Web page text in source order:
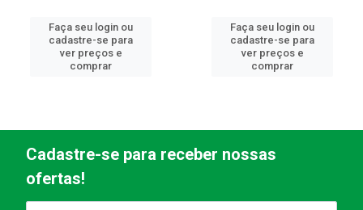
Faça seu login ou
cadastre-se para
ver preços e
comprar
Faça seu login ou
cadastre-se para
ver preços e
comprar
Cadastre-se para receber nossas
ofertas!